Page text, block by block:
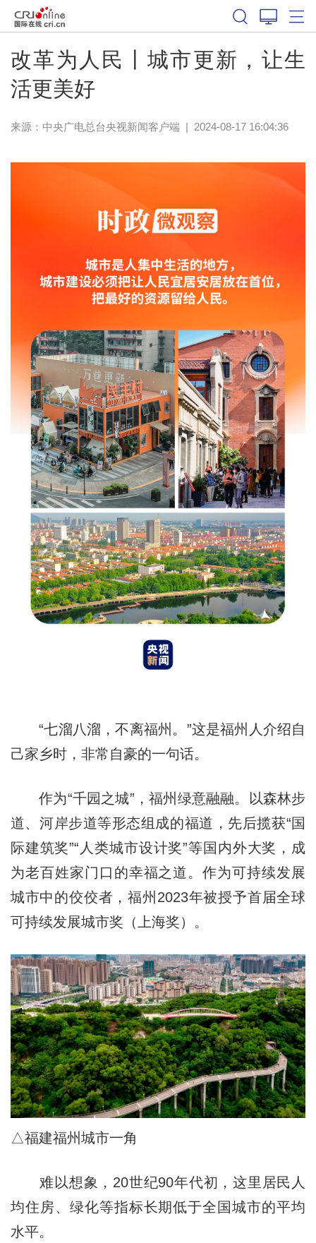
改革为人民丨城市更新，让生
活更美好
来源： 中央广电总台央视新闻客户端 | 2024-08-17 16:04:36
“七溜八溜，不离福州。”这是福州人介绍自
己家乡时，非常自豪的一句话。
作为“千园之城”，福州绿意融融。以森林步
道、河岸步道等形态组成的福道，先后揽获“国
际建筑奖”“人类城市设计奖”等国内外大奖，成
为老百姓家门口的幸福之道。作为可持续发展
城市中的佼佼者，福州2023年被授予首届全球
可持续发展城市奖（上海奖）。
△福建福州城市一角
难以想象，20世纪90年代初，这里居民人
均住房、绿化等指标长期低于全国城市的平均
水平。